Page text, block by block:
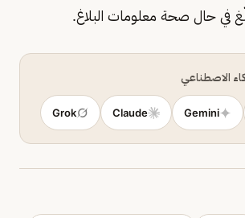
في حال صحة معلومات البلاغ.​
الاصطناعي
Gemini
Claude
Grok